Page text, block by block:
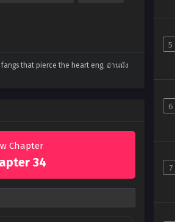
that pierce the heart eng, อ่านมัง
Chapter
34
5
6
7